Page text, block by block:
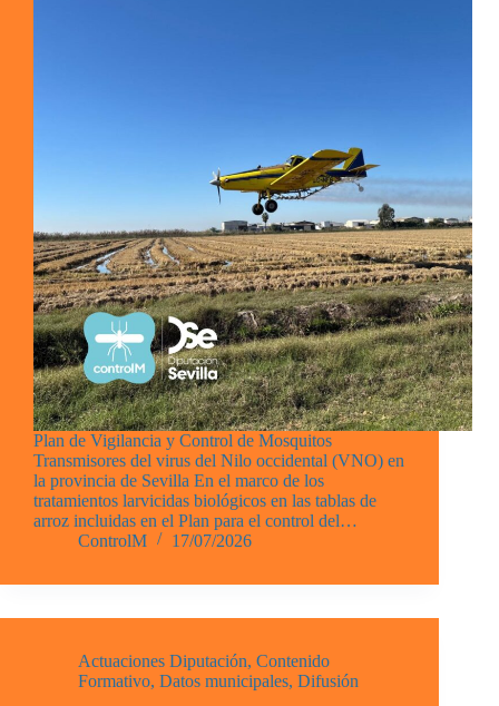
Plan de Vigilancia y Control de Mosquitos
Transmisores del virus del Nilo occidental (VNO) en
la provincia de Sevilla En el marco de los
tratamientos larvicidas biológicos en las tablas de
arroz incluidas en el Plan para el control del…
ControlM
17/07/2026
Actuaciones Diputación, Contenido
Formativo, Datos municipales, Difusión